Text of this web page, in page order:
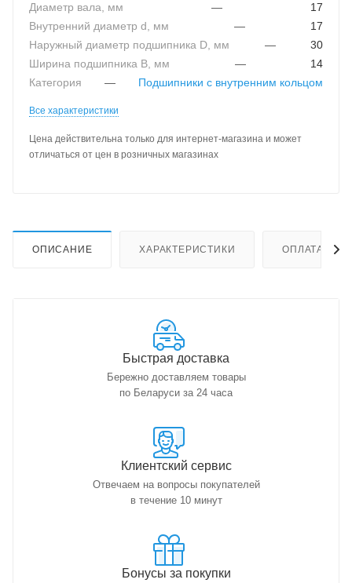
Диаметр вала, мм
—
17
Внутренний диаметр d, мм
—
17
Наружный диаметр подшипника D, мм
—
30
Ширина подшипника B, мм
—
14
Категория
— Подшипники с внутренним кольцом
Все характеристики
Цена действительна только для интернет-магазина и может
отличаться от цен в розничных магазинах
ОПИСАНИЕ ХАРАКТЕРИСТИКИ ОПЛАТА
Быстрая доставка
Бережно доставляем товары
по Беларуси за 24 часа
Клиентский сервис
Отвечаем на вопросы покупателей
в течение 10 минут
Бонусы за покупки